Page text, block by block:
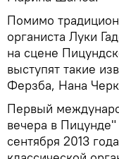
Помимо
органиста Луки
на сцене
выступят такие
Ферзба, Нана
Первый
вечера в
сентября 2013